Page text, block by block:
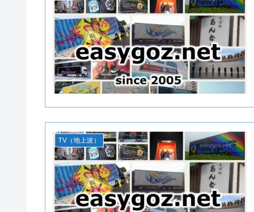
TV（地上波）